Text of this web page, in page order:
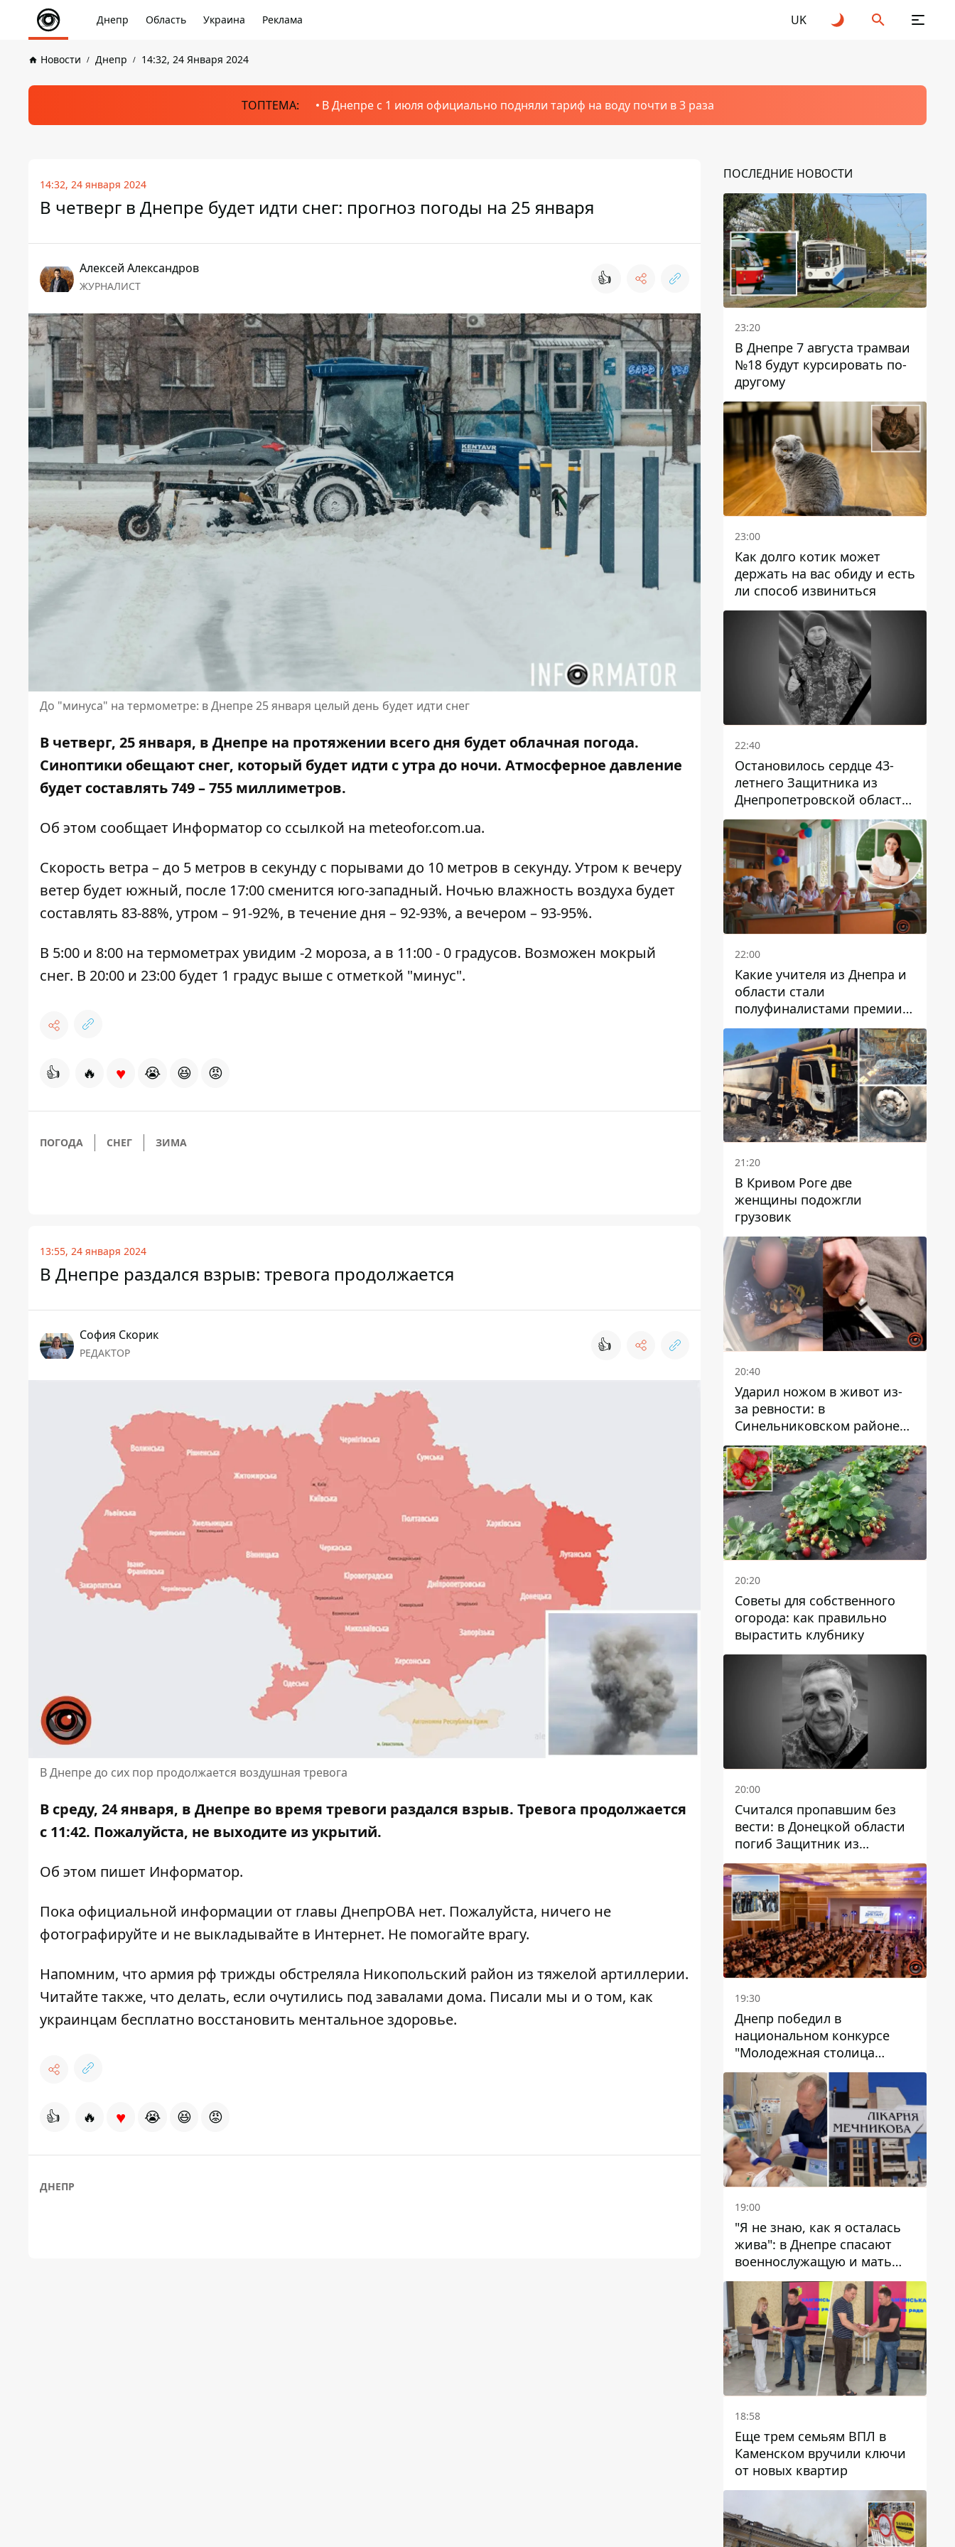
Днепр Область Украина Реклама UK
Новости Днепр 14:32, 24 Января 2024
ТОПТЕМА: В Днепре с 1 июля официально подняли тариф на воду почти в 3 раза
14:32, 24 января 2024
В четверг в Днепре будет идти снег: прогноз погоды на 25 января
Алексей Александров
ЖУРНАЛИСТ 👍
До "минуса" на термометре: в Днепре 25 января целый день будет идти снег
В четверг, 25 января, в Днепре на протяжении всего дня будет облачная погода.
Синоптики обещают снег, который будет идти с утра до ночи. Атмосферное давление
будет составлять 749 – 755 миллиметров.
Об этом сообщает Информатор со ссылкой на meteofor.com.ua.
Скорость ветра – до 5 метров в секунду с порывами до 10 метров в секунду. Утром к вечеру
ветер будет южный, после 17:00 сменится юго-западный. Ночью влажность воздуха будет
составлять 83-88%, утром – 91-92%, в течение дня – 92-93%, а вечером – 93-95%.
В 5:00 и 8:00 на термометрах увидим -2 мороза, а в 11:00 - 0 градусов. Возможен мокрый
снег. В 20:00 и 23:00 будет 1 градус выше с отметкой "минус".
👍 🔥 ♥ 😭 😆 😡
ПОГОДА СНЕГ ЗИМА
13:55, 24 января 2024
В Днепре раздался взрыв: тревога продолжается
София Скорик
РЕДАКТОР 👍
В Днепре до сих пор продолжается воздушная тревога
В среду, 24 января, в Днепре во время тревоги раздался взрыв. Тревога продолжается
с 11:42. Пожалуйста, не выходите из укрытий.
Об этом пишет Информатор.
Пока официальной информации от главы ДнепрОВА нет. Пожалуйста, ничего не
фотографируйте и не выкладывайте в Интернет. Не помогайте врагу.
Напомним, что армия рф трижды обстреляла Никопольский район из тяжелой артиллерии.
Читайте также, что делать, если очутились под завалами дома. Писали мы и о том, как
украинцам бесплатно восстановить ментальное здоровье.
👍 🔥 ♥ 😭 😆 😡
ДНЕПР
ПОСЛЕДНИЕ НОВОСТИ
23:20
В Днепре 7 августа трамваи
№18 будут курсировать по-
другому
23:00
Как долго котик может
держать на вас обиду и есть
ли способ извиниться
22:40
Остановилось сердце 43-
летнего Защитника из
Днепропетровской области
Евгения Зинченко
22:00
Какие учителя из Днепра и
области стали
полуфиналистами премии
Global Teacher Prize Ukraine
2026
21:20
В Кривом Роге две
женщины подожгли
грузовик
20:40
Ударил ножом в живот из-
за ревности: в
Синельниковском районе
задержали 49-летнего
мужчину за убийство
20:20
Советы для собственного
огорода: как правильно
вырастить клубнику
20:00
Считался пропавшим без
вести: в Донецкой области
погиб Защитник из
Каменского Антон
Красовский
19:30
Днепр победил в
национальном конкурсе
"Молодежная столица
Украины – 2026"
19:00
"Я не знаю, как я осталась
жива": в Днепре спасают
военнослужащую и мать
четверых детей, которую
ранил КАБ
18:58
Еще трем семьям ВПЛ в
Каменском вручили ключи
от новых квартир